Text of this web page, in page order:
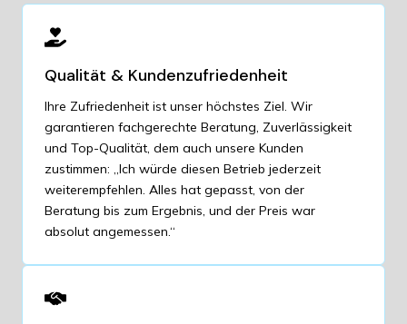
Qualität & Kundenzufriedenheit
Ihre Zufriedenheit ist unser höchstes Ziel. Wir
garantieren fachgerechte Beratung, Zuverlässigkeit
und Top-Qualität, dem auch unsere Kunden
zustimmen: „Ich würde diesen Betrieb jederzeit
weiterempfehlen. Alles hat gepasst, von der
Beratung bis zum Ergebnis, und der Preis war
absolut angemessen.“